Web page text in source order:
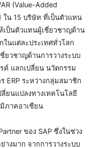
(Value-Added
ใน 15 บริษัท ที่เป็นตัวแทน
เป็นตัวแทนผู้เชี่ยวชาญด้าน
ในแต่ละประเทศทั่วโลก
ยวชาญด้านการวางระบบ
ค์ แลกเปลี่ยน นวัตกรรม
ERP ระหว่างกลุ่มสมาชิก
ลี่ยนแปลงทางเทคโนโลยี
ภาคอาเซียน
ของ SAP ซึ่งในช่วง
างมาก จากการวางระบบ